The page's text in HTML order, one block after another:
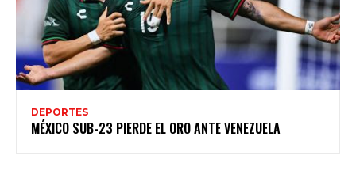
DEPORTES
MÉXICO SUB-23 PIERDE EL ORO ANTE VENEZUELA